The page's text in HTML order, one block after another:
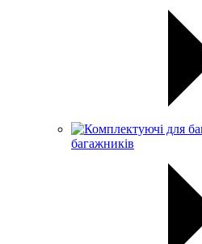
багажників